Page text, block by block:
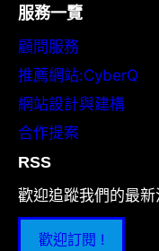
服務一覽
顧問服務
推薦網站:CyberQ
網站設計與建構
合作提案
RSS
歡迎追蹤我們的最新
歡迎訂閱 !